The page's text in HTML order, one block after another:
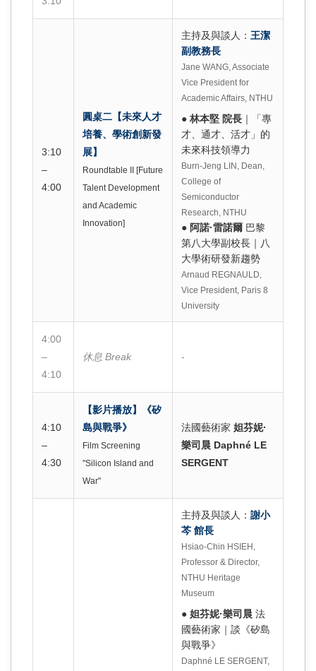
3:10
–
4:00
圓桌二【未來人才
培養、學術創新發
展】
Roundtable II [Future
Talent Development
and Academic
Innovation]
主持及與談人： 王潔
副教務長
Jane WANG, Associate
Vice President for
Academic Affairs, NTHU
● 林本堅 院長 ｜「專
才、通才、活才」的
未來科技領導力
Burn-Jeng LIN, Dean,
College of
Semiconductor
Research, NTHU
● 阿諾·雷諾爾 巴黎
第八大學副校長｜八
大學術研發新趨勢
Arnaud REGNAULD,
Vice President, Paris 8
University
4:00
–
4:10
休息 Break -
4:10
–
4:30
【影片播放】《矽
島與戰爭》
Film Screening
"Silicon Island and
War"
法國藝術家 妲芬妮·
樂司晨 Daphné LE
SERGENT
主持及與談人： 謝小
芩 館長
Hsiao-Chin HSIEH,
Professor & Director,
NTHU Heritage
Museum
● 妲芬妮·樂司晨 法
國藝術家｜談《矽島
與戰爭》
Daphné LE SERGENT,